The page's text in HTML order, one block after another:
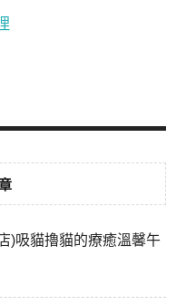
)吸貓擼貓的療癒溫馨午